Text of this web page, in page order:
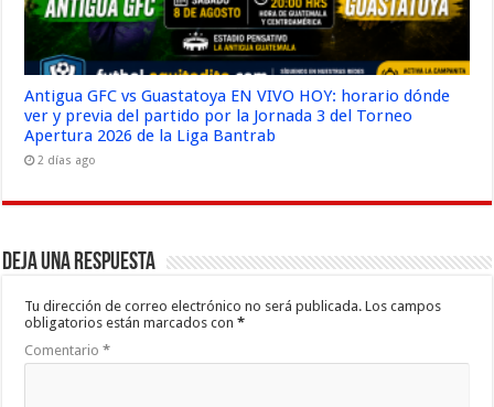
Antigua GFC vs Guastatoya EN VIVO HOY: horario dónde
ver y previa del partido por la Jornada 3 del Torneo
Apertura 2026 de la Liga Bantrab
2 días ago
Deja una respuesta
Tu dirección de correo electrónico no será publicada. Los campos
obligatorios están marcados con*
Comentario*